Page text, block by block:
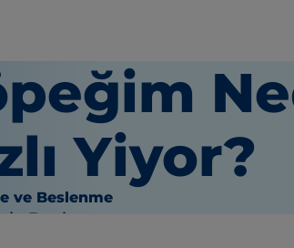
Yiyor?
ve Beslenme
Bauhaus